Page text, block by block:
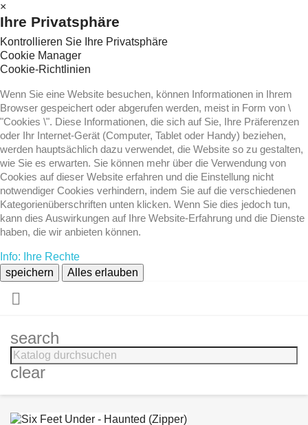
×
Ihre Privatsphäre
Kontrollieren Sie Ihre Privatsphäre
Cookie Manager
Cookie-Richtlinien
Wenn Sie eine Website besuchen, können Informationen in Ihrem
Browser gespeichert oder abgerufen werden, meist in Form von \
"Cookies \". Diese Informationen, die sich auf Sie, Ihre Präferenzen
oder Ihr Internet-Gerät (Computer, Tablet oder Handy) beziehen,
werden hauptsächlich dazu verwendet, die Website so zu gestalten,
wie Sie es erwarten. Sie können mehr über die Verwendung von
Cookies auf dieser Website erfahren und die Einstellung nicht
notwendiger Cookies verhindern, indem Sie auf die verschiedenen
Kategorienüberschriften unten klicken. Wenn Sie dies jedoch tun,
kann dies Auswirkungen auf Ihre Website-Erfahrung und die Dienste
haben, die wir anbieten können.
Info: Ihre Rechte
speichern
Alles erlauben

search
clear